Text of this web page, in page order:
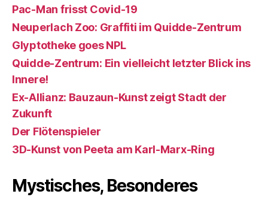
Pac-Man frisst Covid-19
Neuperlach Zoo: Graffiti im Quidde-Zentrum
Glyptotheke goes NPL
Quidde-Zentrum: Ein vielleicht letzter Blick ins
Innere!
Ex-Allianz: Bauzaun-Kunst zeigt Stadt der
Zukunft
Der Flötenspieler
3D-Kunst von Peeta am Karl-Marx-Ring
Mystisches, Besonderes